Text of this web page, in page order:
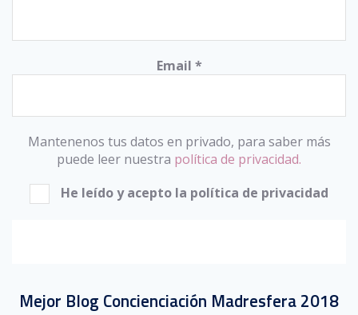
Email *
Mantenenos tus datos en privado, para saber más
puede leer nuestra política de privacidad.
He leído y acepto la política de privacidad
Mejor Blog Concienciación Madresfera 2018